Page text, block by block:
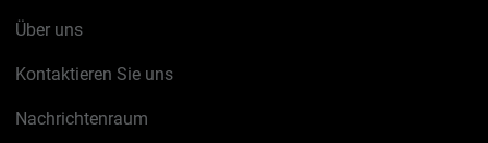
Über uns
Kontaktieren Sie uns
Nachrichtenraum